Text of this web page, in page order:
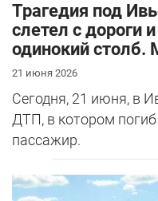
Трагедия под
слетел с дороги
одинокий столб.
21 июня 2026
Сегодня, 21 июня, в
ДТП, в котором
пассажир.